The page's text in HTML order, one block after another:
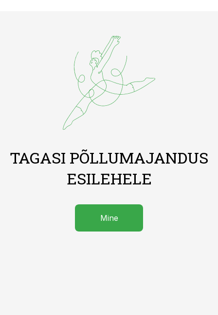
TAGASI PÕLLUMAJANDUS
ESILEHELE
Mine